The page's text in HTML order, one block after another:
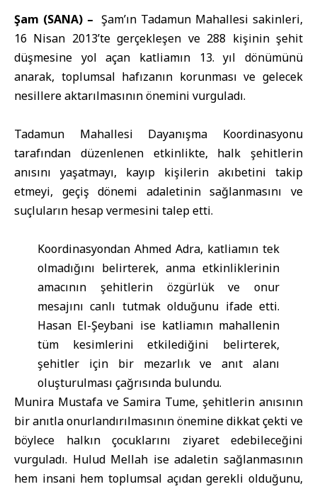
Şam (SANA) – Şam’ın Tadamun Mahallesi sakinleri,
16 Nisan 2013’te gerçekleşen ve 288 kişinin şehit
düşmesine yol açan katliamın 13. yıl dönümünü
anarak, toplumsal hafızanın korunması ve gelecek
nesillere aktarılmasının önemini vurguladı.
Tadamun Mahallesi Dayanışma Koordinasyonu
tarafından düzenlenen etkinlikte, halk şehitlerin
anısını yaşatmayı, kayıp kişilerin akıbetini takip
etmeyi, geçiş dönemi adaletinin sağlanmasını ve
suçluların hesap vermesini talep etti.
Koordinasyondan Ahmed Adra, katliamın tek
olmadığını belirterek, anma etkinliklerinin
amacının şehitlerin özgürlük ve onur
mesajını canlı tutmak olduğunu ifade etti.
Hasan El-Şeybani ise katliamın mahallenin
tüm kesimlerini etkilediğini belirterek,
şehitler için bir mezarlık ve anıt alanı
oluşturulması çağrısında bulundu.
Munira Mustafa ve Samira Tume, şehitlerin anısının
bir anıtla onurlandırılmasının önemine dikkat çekti ve
böylece halkın çocuklarını ziyaret edebileceğini
vurguladı. Hulud Mellah ise adaletin sağlanmasının
hem insani hem toplumsal açıdan gerekli olduğunu,